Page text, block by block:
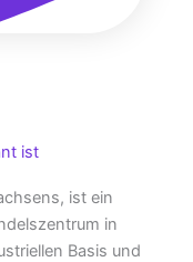
ist
ist ein
in
Basis und